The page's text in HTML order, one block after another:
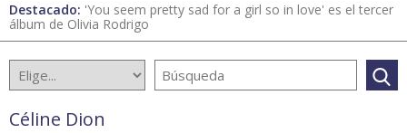
Destacado: 'You seem pretty sad for a girl so in love' es el tercer
álbum de Olivia Rodrigo
Céline Dion